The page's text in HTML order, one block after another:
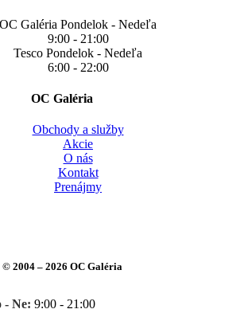
OC Galéria Pondelok - Nedeľa
9:00 - 21:00
Tesco Pondelok - Nedeľa
6:00 - 22:00
OC Galéria
Obchody a služby
Akcie
O nás
Kontakt
Prenájmy
© 2004 – 2026 OC Galéria
- Ne: 9:00 - 21:00